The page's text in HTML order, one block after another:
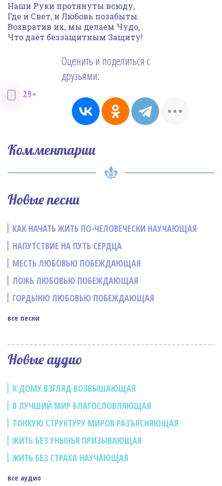
Наши Руки протянуты всюду,
Где и Свет, и Любовь позабыты.
Возвратив их, мы делаем Чудо,
Что даёт беззащитным Защиту!
29+
Оценить и поделиться с
друзьями:
Комментарии
Новые песни
КАК НАЧАТЬ ЖИТЬ ПО-ЧЕЛОВЕЧЕСКИ НАУЧАЮЩАЯ
НАПУТСТВИЕ НА ПУТЬ СЕРДЦА
МЕСТЬ ЛЮБОВЬЮ ПОБЕЖДАЮЩАЯ
ЛОЖЬ ЛЮБОВЬЮ ПОБЕЖДАЮЩАЯ
ГОРДЫНЮ ЛЮБОВЬЮ ПОБЕЖДАЮЩАЯ
все песни
Новые аудио
К ДОМУ ВЗГЛЯД ВОЗВЫШАЮЩАЯ
В ЛУЧШИЙ МИР БЛАГОСЛОВЛЯЮЩАЯ
ТОНКУЮ СТРУКТУРУ МИРОВ РАЗЪЯСНЯЮЩАЯ
ЖИТЬ БЕЗ УНЫНЬЯ ПРИЗЫВАЮЩАЯ
ЖИТЬ БЕЗ СТРАХА НАУЧАЮЩАЯ
все аудио